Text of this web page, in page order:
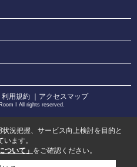
利用規約 ｜アクセスマップ
I All rights reserved.
況把握、サービス向上検討を目的と
ます。
ついて」 をご確認ください。